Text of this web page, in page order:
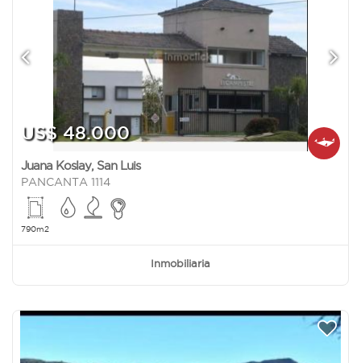
US$ 48.000
Juana Koslay, San Luis
PANCANTA 1114
790m2
Inmobiliaria